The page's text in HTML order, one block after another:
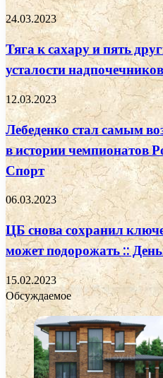
24.03.2023
Тяга к сахару и пять
усталости надпочечников
12.03.2023
Лебеденко стал самым
в истории чемпионатов
Спорт
06.03.2023
ЦБ снова сохранил
может подорожать ::
15.02.2023
Обсуждаемое